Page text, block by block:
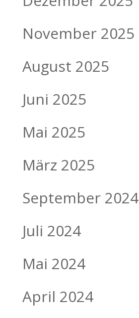
November 2025
August 2025
Juni 2025
Mai 2025
März 2025
September 2024
Juli 2024
Mai 2024
April 2024